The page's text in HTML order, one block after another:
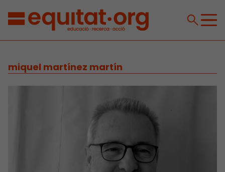
miquel martínez martín